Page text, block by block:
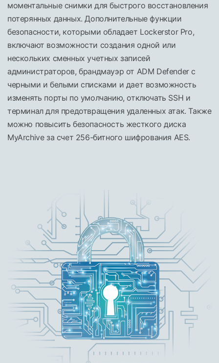
моментальные снимки для быстрого восстановления
потерянных данных. Дополнительные функции
безопасности, которыми обладает Lockerstor Pro,
включают возможности создания одной или
нескольких сменных учетных записей
администраторов, брандмауэр от ADM Defender с
черными и белыми списками и дает возможность
изменять порты по умолчанию, отключать SSH и
терминал для предотвращения удаленных атак. Также
можно повысить безопасность жесткого диска
MyArchive за счет 256-битного шифрования AES.